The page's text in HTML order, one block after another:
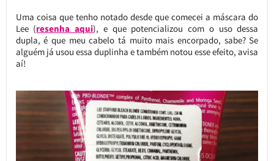
Uma coisa que tenho notado desde que comecei a máscara do
Lee (resenha aqui), e que potencializou com o uso dessa
dupla, é que meu cabelo tá muito mais encorpado, sabe? Se
alguém já usou essa duplinha e também notou esse efeito, avisa
aí!